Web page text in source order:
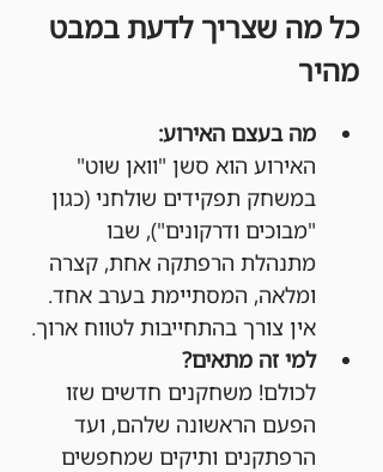
כל מה שצריך לדעת במבט
מהיר
מה בעצם האירוע:
האירוע הוא סשן "וואן שוט"
במשחק תפקידים שולחני (כגון
"מבוכים ודרקונים"), שבו
מתנהלת הרפתקה אחת, קצרה
ומלאה, המסתיימת בערב אחד.
אין צורך בהתחייבות לטווח ארוך.
למי זה מתאים?
לכולם! משחקנים חדשים שזו
הפעם הראשונה שלהם, ועד
הרפתקנים ותיקים שמחפשים